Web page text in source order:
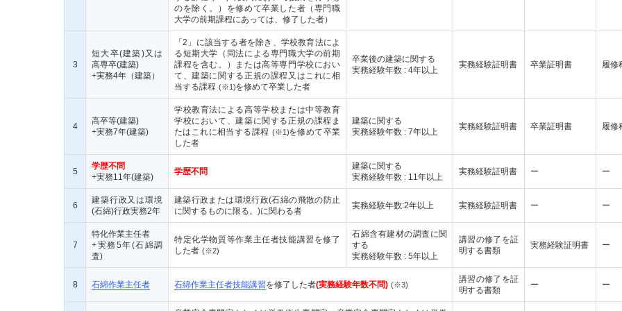
のを除く。）を修めて卒業した者（専門職
大学の前期課程にあっては、修了した者）
3
短大卒(建築)又は
高専卒(建築)
+実務4年（建築）
「2」に該当する者を除き、学校教育法によ
る短期大学（同法による専門職大学の前期
課程を含む。）または高等専門学校におい
て、建築に関する正規の課程又はこれに相
当する課程 (※1)を修めて卒業した者
卒業後の建築に関する
実務経験年数 : 4年以上
実務経験証明書 卒業証明書 履修
4
高卒等(建築)
+実務7年(建築)
学校教育法による高等学校または中等教育
学校において、建築に関する正規の課程ま
たはこれに相当する課程 (※1)を修めて卒業
した者
建築に関する
実務経験年数 : 7年以上
実務経験証明書 卒業証明書 履修
5
学歴不問
+実務11年(建築)
学歴不問
建築に関する
実務経験年数 : 11年以上
実務経験証明書 ー ー
6
建築行政又は環境
(石綿)行政実務2年
建築行政または環境行政(石綿の飛散の防止
に関するものに限る。)に関わる者
実務経験年数:2年以上 実務経験証明書 ー ー
7
特化作業主任者
+実務5年(石綿調
査)
特定化学物質等作業主任者技能講習を修了
した者 (※2)
石綿含有建材の調査に関
する
実務経験年数 : 5年以上
講習の修了を証
明する書類
実務経験証明書 ー
8 石綿作業主任者 石綿作業主任者技能講習を修了した者(実務経験年数不問) (※3)
講習の修了を証
明する書類
ー ー